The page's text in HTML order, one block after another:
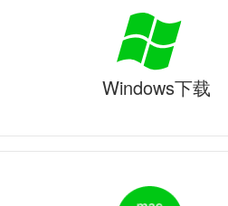
Windows下载